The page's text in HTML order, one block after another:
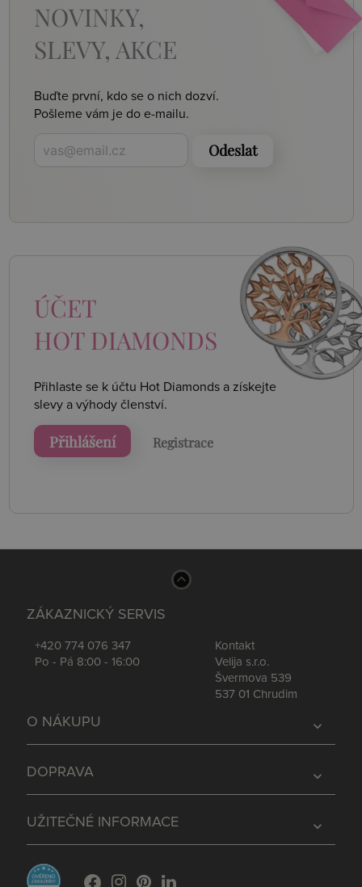
NOVINKY,
SLEVY, AKCE
Buďte první, kdo se o nich dozví.
Pošleme vám je do e-mailu.
Odeslat
ÚČET
HOT DIAMONDS
Přihlaste se k účtu Hot Diamonds a získejte
slevy a výhody členství.
Přihlášení Registrace
ZÁKAZNICKÝ SERVIS
+420 774 076 347
Po - Pá 8:00 - 16:00
Kontakt
Velija s.r.o.
Švermova 539
537 01 Chrudim
expand_more
O NÁKUPU
expand_more
DOPRAVA
expand_more
UŽITEČNÉ INFORMACE